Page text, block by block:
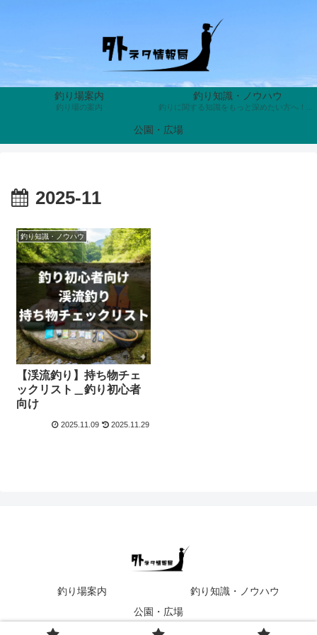
釣り場案内
釣り場の案内
釣り知識・ノウハウ
釣りに関する知識をもっと深めたい方へ！魚の生態や習性、釣り具の歴史、知って得する裏話まで、釣りにまつわる奥深い雑学を分かりやすく解説。あなたの釣果を上げ、趣味の面白さを倍増させる面白くて役に立つトリビアが満載です。
公園・広場
2025-11
釣り知識・ノウハウ
【渓流釣り】持ち物チェ
ックリスト＿釣り初心者
向け
2025.11.09 2025.11.29
釣り場案内
釣り知識・ノウハウ
公園・広場